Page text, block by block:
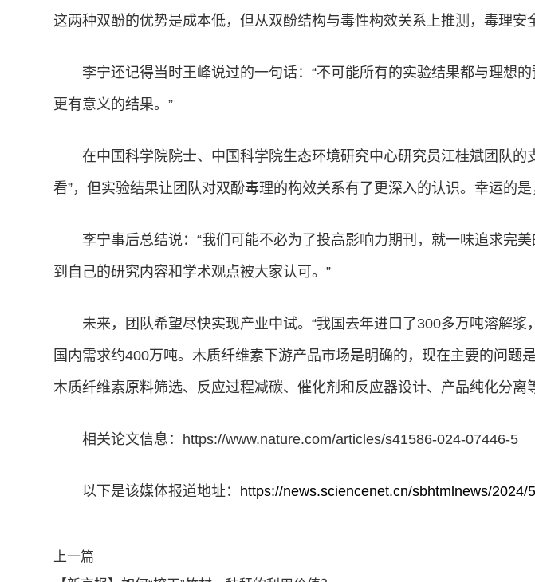
这两种双酚的优势是成本低，但从双酚结构与毒性构效关系上推测，毒理
李宁还记得当时王峰说过的一句话：“不可能所有的实验结果都与理想
更有意义的结果。”
在中国科学院院士、中国科学院生态环境研究中心研究员江桂斌团队
看”，但实验结果让团队对双酚毒理的构效关系有了更深入的认识。幸运的
李宁事后总结说：“我们可能不必为了投高影响力期刊，就一味追求完
到自己的研究内容和学术观点被大家认可。”
未来，团队希望尽快实现产业中试。“我国去年进口了300多万吨溶解
国内需求约400万吨。木质纤维素下游产品市场是明确的，现在主要的问
木质纤维素原料筛选、反应过程减碳、催化剂和反应器设计、产品纯化分离
相关论文信息：https://www.nature.com/articles/s41586-024-07446-5
以下是该媒体报道地址： https://news.sciencenet.cn/sbhtmlnews/2024/
上一篇